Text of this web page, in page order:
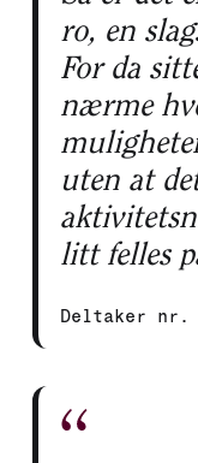
ro, en
For da
nærme
uten at
litt felles
Deltaker nr.